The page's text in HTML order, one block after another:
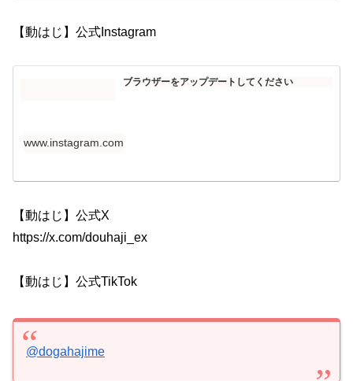
【動はじ】公式Instagram
ブラウザーをアップデートしてください
www.instagram.com
【動はじ】公式X
https://x.com/douhaji_ex
【動はじ】公式TikTok
@dogahajime